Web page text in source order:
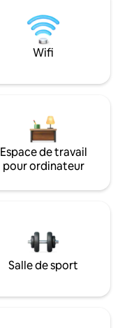
Wifi
Espace de travail
pour ordinateur
Salle de sport